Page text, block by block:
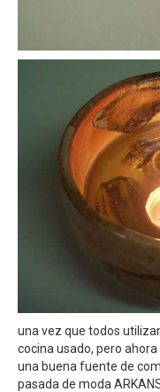
una vez que todos
cocina usado, pero
una buena fuente de
pasada de moda